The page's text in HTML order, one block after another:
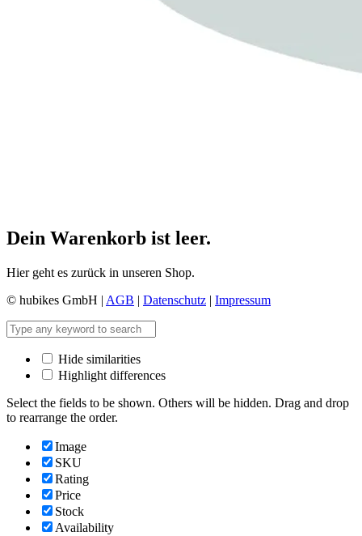
Dein Warenkorb ist leer.
Hier geht es zurück in unseren Shop.
© hubikes GmbH | AGB | Datenschutz | Impressum
Hide similarities
Highlight differences
Select the fields to be shown. Others will be hidden. Drag and drop
to rearrange the order.
Image
SKU
Rating
Price
Stock
Availability